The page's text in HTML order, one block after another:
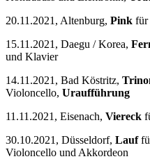
20.11.2021, Altenburg, Pink für
15.11.2021, Daegu / Korea,
und Klavier
14.11.2021, Bad Köstritz,
Violoncello, Uraufführung
11.11.2021, Eisenach, Viereck
30.10.2021, Düsseldorf, Lauf
Violoncello und Akkordeon